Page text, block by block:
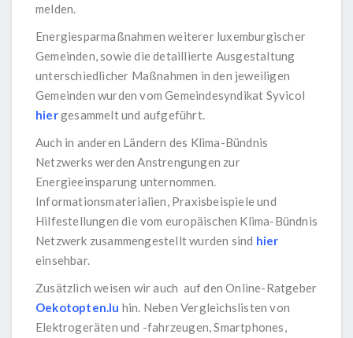
melden.
Energiesparmaßnahmen weiterer luxemburgischer
Gemeinden, sowie die detaillierte Ausgestaltung
unterschiedlicher Maßnahmen in den jeweiligen
Gemeinden wurden vom Gemeindesyndikat Syvicol
hiergesammelt und aufgeführt.
Auch in anderen Ländern des Klima-Bündnis
Netzwerks werden Anstrengungen zur
Energieeinsparung unternommen.
Informationsmaterialien, Praxisbeispiele und
Hilfestellungen die vom europäischen Klima-Bündnis
Netzwerk zusammengestellt wurden sind hier
einsehbar.
Zusätzlich weisen wir auch auf den Online-Ratgeber
Oekotopten.lu hin. Neben Vergleichslisten von
Elektrogeräten und -fahrzeugen, Smartphones,